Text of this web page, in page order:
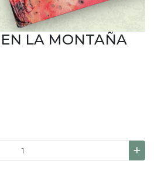
LA MONTAÑA